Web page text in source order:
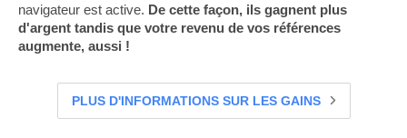
navigateur est active. De cette façon, ils gagnent plus
d'argent tandis que votre revenu de vos références
augmente, aussi !
PLUS D'INFORMATIONS SUR LES GAINS